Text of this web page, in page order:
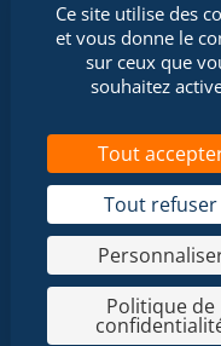
Ce site utilise des
et vous donne le
sur ceux que
souhaitez
Tout
Tout refuser
Politique de
Association
17 042 La
Tel.
A